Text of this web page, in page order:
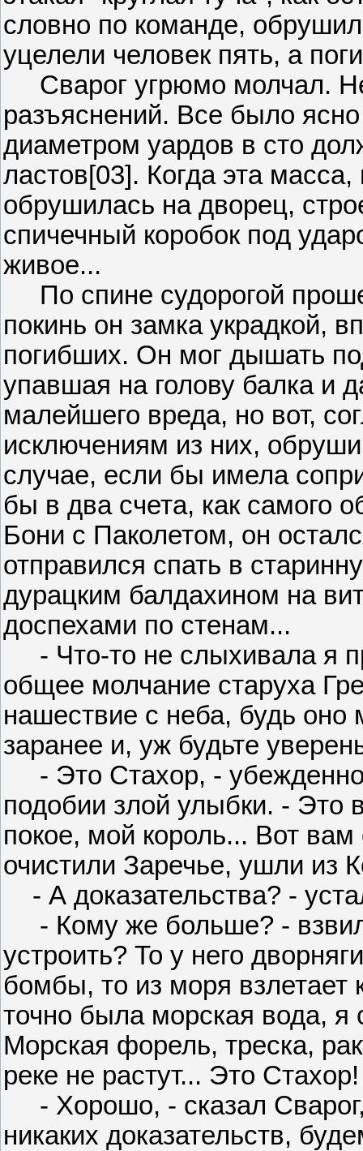
словно по команде,
уцелели человек пять, а
Сварог угрюмо молчал.
разъяснений. Все было
диаметром уардов в сто
ластов[03]. Когда эта
обрушилась на дворец,
спичечный коробок под
живое...
По спине судорогой
покинь он замка украдкой,
погибших. Он мог дышать
упавшая на голову балка и
малейшего вреда, но вот,
исключениям из них,
случае, если бы имела
бы в два счета, как самого
Бони с Паколетом, он
отправился спать в
дурацким балдахином на
доспехами по стенам...
- Что-то не слыхивала я
общее молчание старуха
нашествие с неба, будь оно
заранее и, уж будьте
- Это Стахор, - убежденно
подобии злой улыбки. - Это
покое, мой король... Вот вам
очистили Заречье, ушли из
- А доказательства? -
- Кому же больше? -
устроить? То у него
бомбы, то из моря взлетает
точно была морская вода, я
Морская форель, треска,
реке не растут... Это Стахор!
- Хорошо, - сказал Сварог,
никаких доказательств,